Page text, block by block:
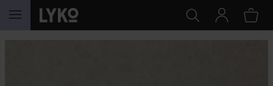
HOPPA TILL INNEHÅLLET